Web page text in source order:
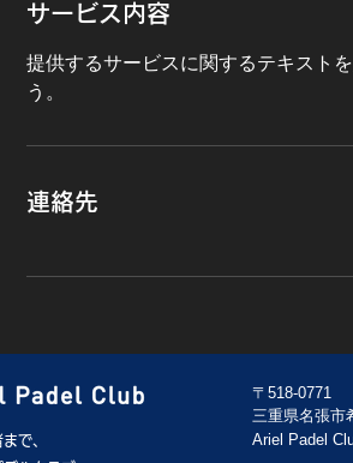
サービス内容
提供するサービスに関するテキスト
う。
連絡先
で、
〒518-0771
三重県名張市
Ariel Padel